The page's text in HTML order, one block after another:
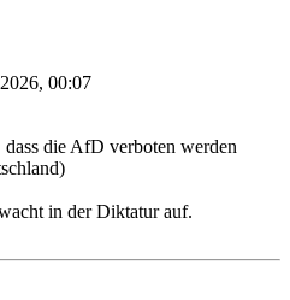
00:07
die AfD verboten werden
in der Diktatur auf.